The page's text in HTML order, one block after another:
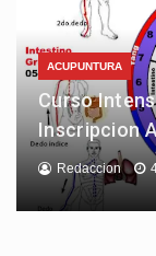
ACUPUNTURA
Curso
Inscripcion
Redaccion